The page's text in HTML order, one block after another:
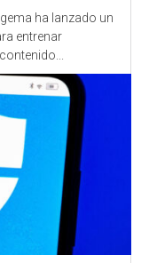
un
entrenar